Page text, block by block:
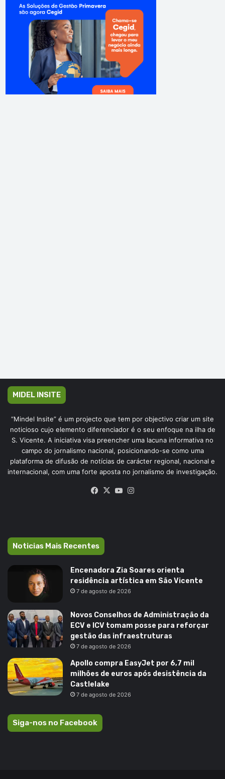
MIDEL INSITE
“Mindel Insite” é um projecto que tem por objectivo criar um site
noticioso cujo elemento diferenciador é o seu enfoque na ilha de
S. Vicente. A iniciativa visa preencher uma lacuna informativa no
campo do jornalismo nacional, posicionando-se como uma
plataforma de difusão de notícias de carácter regional, nacional e
internacional, com uma forte aposta no jornalismo de investigação.
Facebook
X YouTube
Noticias Mais Recentes
Encenadora Zia Soares orienta
residência artística em São Vicente
7 de agosto de 2026
Novos Conselhos de Administração da
ECV e ICV tomam posse para reforçar
gestão das infraestruturas
7 de agosto de 2026
Apollo compra EasyJet por 6,7 mil
milhões de euros após desistência da
Castlelake
7 de agosto de 2026
Siga-nos no Facebook